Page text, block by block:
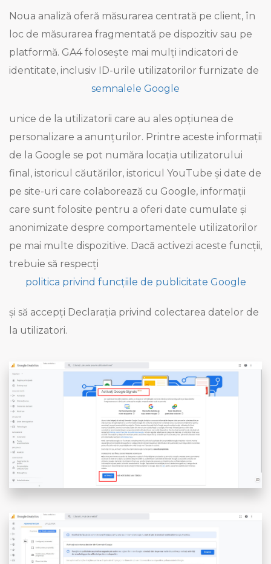
Noua analiză oferă măsurarea centrată pe client, în
loc de măsurarea fragmentată pe dispozitiv sau pe
platformă. GA4 folosește mai mulți indicatori de
identitate, inclusiv ID-urile utilizatorilor furnizate de
semnalele Google
unice de la utilizatorii care au ales opțiunea de
personalizare a anunțurilor. Printre aceste informații
de la Google se pot număra locația utilizatorului
final, istoricul căutărilor, istoricul YouTube și date de
pe site-uri care colaborează cu Google, informații
care sunt folosite pentru a oferi date cumulate și
anonimizate despre comportamentele utilizatorilor
pe mai multe dispozitive. Dacă activezi aceste funcții,
trebuie să respecți
politica privind funcțiile de publicitate Google
și să accepți Declarația privind colectarea datelor de
la utilizatori.